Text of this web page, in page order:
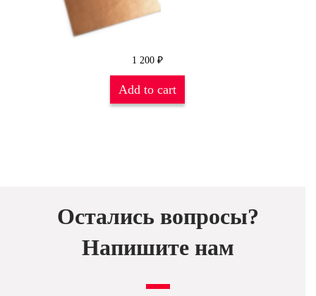
1 200 ₽
Add to cart
Остались вопросы?
Напишите нам